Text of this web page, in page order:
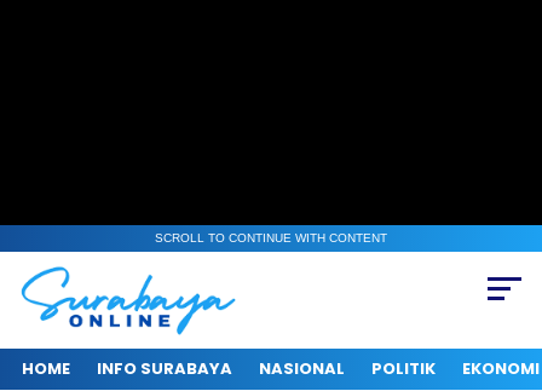
SCROLL TO CONTINUE WITH CONTENT
HOME INFO SURABAYA NASIONAL POLITIK EKONOMI